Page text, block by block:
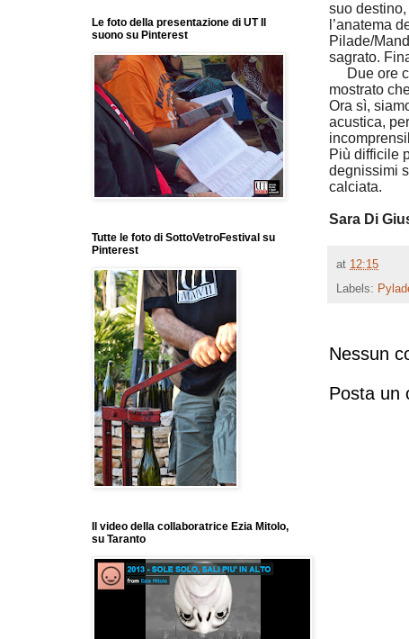
suo
l’anatema
Pilade/
sagrato.
Due ore
mostrato
Ora sì,
acustica,
Più difficile
degnissimi
calciata.
Sara Di
at 12:15
Labels:
Nessun
Posta un
Le foto della presentazione di UT Il
suono su Pinterest
Tutte le foto di SottoVetroFestival su
Pinterest
Il video della collaboratrice Ezia Mitolo,
su Taranto